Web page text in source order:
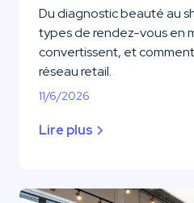
Du diagnostic beauté au
types de rendez-vous en
convertissent, et
réseau retail.
11/6/2026
Lire plus